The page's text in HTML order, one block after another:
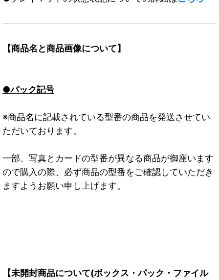
【商品名と商品画像について】
●パック記号
※商品名に記載されている型番の商品を発送させてい
ただいております。
一部、写真とカードの型番が異なる商品が御座います
ので購入の際、必ず商品の型番をご確認していただき
ますようお願い申し上げます。
【未開封商品について(ボックス・パック・ファイル